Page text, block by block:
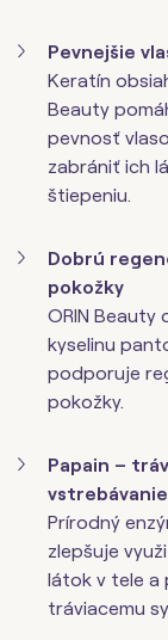
Pevnejšie
Keratín
Beauty
pevnosť
zabrániť ich
štiepeniu.
Dobrú
pokožky
ORIN Beauty
kyselinu
podporuje
pokožky.
Papain –
vstrebávanie
Prírodný
zlepšuje
látok v tele a
tráviacemu